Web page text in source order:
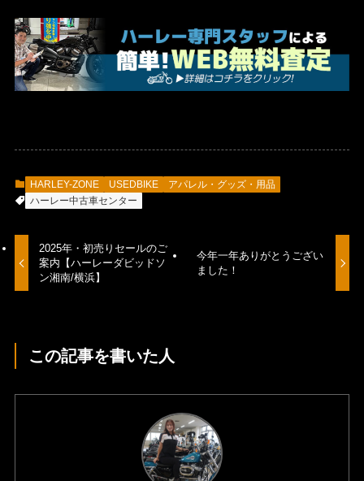
HARLEY-ZONE USEDBIKE
アパレル・グッズ・用品
ハーレー中古車センター
2025年・初売りセールのご
案内【ハーレーダビッドソ
ン湘南/横浜】
今年一年ありがとうござい
ました！
この記事を書いた人